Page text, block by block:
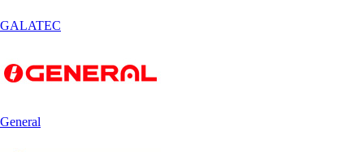
GALATEC
General